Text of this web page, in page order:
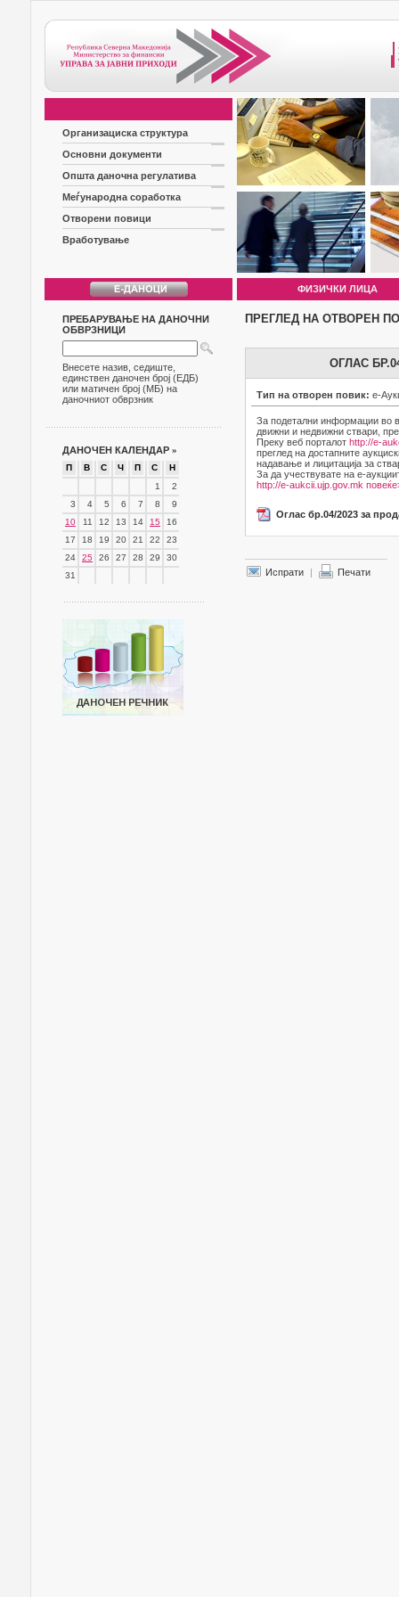
Организациска структура
Основни документи
Општа даночна регулатива
Меѓународна соработка
Отворени повици
Вработување
ФИЗИЧКИ ЛИЦА
ПРЕБАРУВАЊЕ НА ДАНОЧНИ
ОБВРЗНИЦИ
Внесете назив, седиште,
единствен даночен број (ЕДБ)
или матичен број (МБ) на
даночниот обврзник
ДАНОЧЕН КАЛЕНДАР »
П В С Ч П С
Н
1
2
3
4 5 6 7 8
9
10
11 12 13 14 15
16
17
18 19 20 21 22
23
24
25 26 27 28 29
30
31
ПРЕГЛЕД НА ОТВОРЕН
ОГЛАС
Тип на отворен повик: е-
За подетални информации во
движни и недвижни ствари,
Преку веб порталот http://e-
преглед на достапните
надавање и лицитација за
За да учествувате на е-
http://e-aukcii.ujp.gov.mk
Оглас бр.04/2023 за
Испрати | Печати